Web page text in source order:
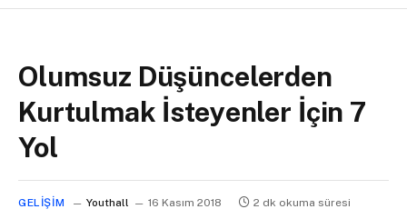
Olumsuz Düşüncelerden
Kurtulmak İsteyenler İçin 7
Yol
GELIŞIM Youthall 16 Kasım 2018 2 dk okuma süresi